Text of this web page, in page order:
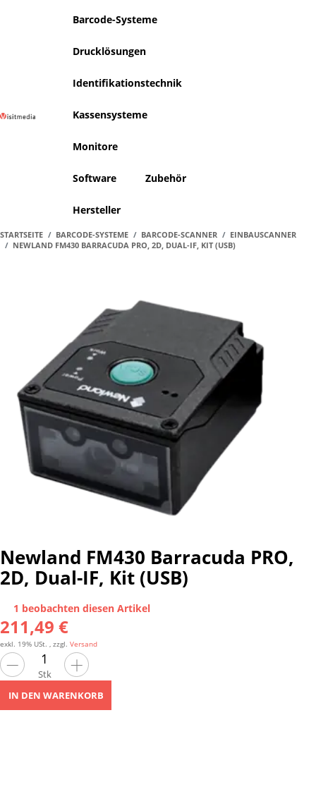
Barcode-Systeme
Drucklösungen
Identifikationstechnik
Kassensysteme
Monitore
Software Zubehör
Hersteller
STARTSEITE BARCODE-SYSTEME BARCODE-SCANNER
EINBAUSCANNER
NEWLAND FM430 BARRACUDA PRO, 2D, DUAL-IF, KIT (USB)
Newland FM430 Barracuda PRO,
2D, Dual-IF, Kit (USB)
1 beobachten diesen Artikel
211,49 €
exkl. 19% USt. , zzgl. Versand
Stk
IN DEN WARENKORB